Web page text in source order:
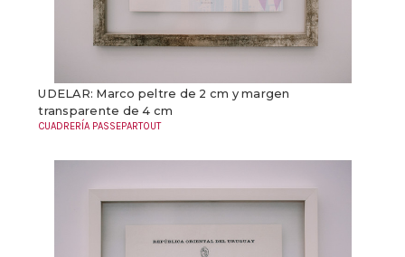
UDELAR: Marco peltre de 2 cm y margen
transparente de 4 cm
CUADRERÍA PASSEPARTOUT